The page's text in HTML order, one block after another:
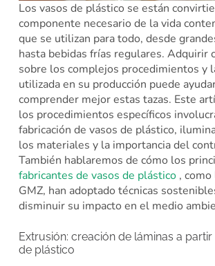
Los vasos de plástico se están
componente necesario de la vida
que se utilizan para todo, desde
hasta bebidas frías regulares. Adquirir
sobre los complejos procedimientos y
utilizada en su producción puede
comprender mejor estas tazas. Este
los procedimientos específicos
fabricación de vasos de plástico,
los materiales y la importancia del
También hablaremos de cómo los
fabricantes de vasos de plástico, como
GMZ, han adoptado técnicas
disminuir su impacto en el medio
Extrusión: creación de láminas a
de plástico